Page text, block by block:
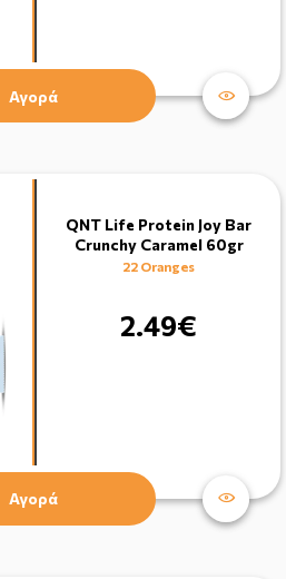
Αγορά
QNT Life Protein Joy Bar
Crunchy Caramel 60gr
22 Oranges
2.49€
Αγορά